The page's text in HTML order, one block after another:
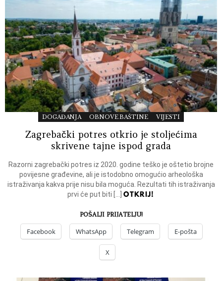
DOGAĐANJA OBNOVE BAŠTINE VIJESTI
Zagrebački potres otkrio je stoljećima
skrivene tajne ispod grada
Razorni zagrebački potres iz 2020. godine teško je oštetio brojne
povijesne građevine, ali je istodobno omogućio arheološka
istraživanja kakva prije nisu bila moguća. Rezultati tih istraživanja
prvi će put biti […]OTKRIJ!
POŠALJI PRIJATELJU!
Facebook WhatsApp Telegram E-pošta
X